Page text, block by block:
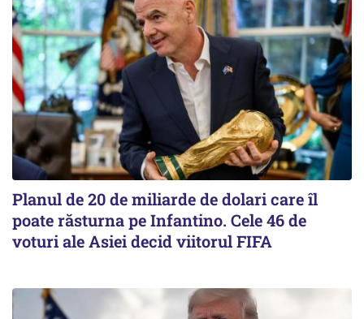
Planul de 20 de miliarde de dolari care îl
poate răsturna pe Infantino. Cele 46 de
voturi ale Asiei decid viitorul FIFA